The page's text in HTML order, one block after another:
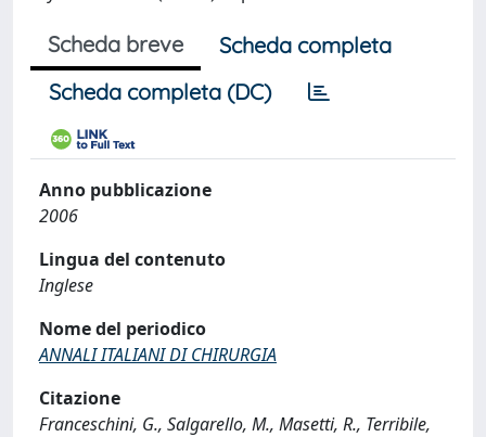
Scheda breve
Scheda completa
Scheda completa (DC)
Anno pubblicazione
2006
Lingua del contenuto
Inglese
Nome del periodico
ANNALI ITALIANI DI CHIRURGIA
Citazione
Franceschini, G., Salgarello, M., Masetti, R., Terribile,